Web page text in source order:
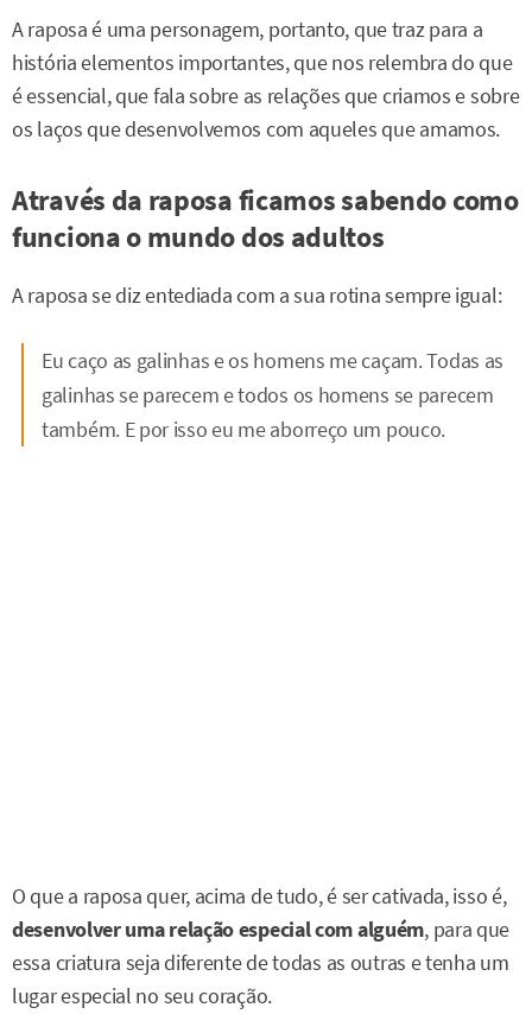
A raposa é uma personagem, portanto, que traz para a
história elementos importantes, que nos relembra do que
é essencial, que fala sobre as relações que criamos e sobre
os laços que desenvolvemos com aqueles que amamos.
Através da raposa ficamos sabendo como
funciona o mundo dos adultos
A raposa se diz entediada com a sua rotina sempre igual:
Eu caço as galinhas e os homens me caçam. Todas as
galinhas se parecem e todos os homens se parecem
também. E por isso eu me aborreço um pouco.
O que a raposa quer, acima de tudo, é ser cativada, isso é,
desenvolver uma relação especial com alguém, para que
essa criatura seja diferente de todas as outras e tenha um
lugar especial no seu coração.